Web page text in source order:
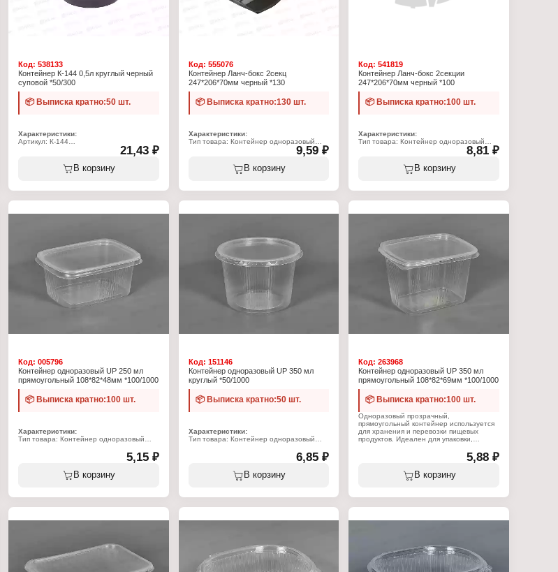
Код:538133
Контейнер К-144 0,5л круглый черный
суповой *50/300
📦 Выписка кратно:50 шт.
Характеристики:
Артикул: К-144
Тип товара: Контейнер одноразовый
Назначение: суповой
Комплектация: с крышкой
21,43 ₽
В корзину
Код: 555076
Контейнер Ланч-бокс 2секц
247*206*70мм черный *130
📦 Выписка кратно:130 шт.
Характеристики:
Тип товара: Контейнер одноразовый
Количество секций: 2 секции
Размер: 247х206х70 мм
9,59 ₽
В корзину
Код:541819
Контейнер Ланч-бокс 2секции
247*206*70мм черный *100
📦 Выписка кратно:100 шт.
Характеристики:
Тип товара: Контейнер одноразовый
Количество секций: 2 секции
Размер: 247х206х70 мм
8,81 ₽
В корзину
Код:005796
Контейнер одноразовый UP 250 мл
прямоугольный 108*82*48мм *100/1000
📦 Выписка кратно:100 шт.
Характеристики:
Тип товара: Контейнер одноразовый
Цвет: прозрачный
Материал: полипропилен
5,15 ₽
В корзину
Код: 151146
Контейнер одноразовый UP 350 мл
круглый *50/1000
📦 Выписка кратно:50 шт.
Характеристики:
Тип товара: Контейнер одноразовый
Цвет: прозрачный
Материал: полипропилен
6,85 ₽
В корзину
Код:263968
Контейнер одноразовый UP 350 мл
прямоугольный 108*82*69мм *100/1000
📦 Выписка кратно:100 шт.
Одноразовый прозрачный,
прямоугольный контейнер используется
для хранения и перевозки пищевых
продуктов. Идеален для упаковки,
также используется для фасовки
замороженных овощей. Используются в
торговле и в быту. Объем контейнера
Тип товара: Контейнер одноразовый
5,88 ₽
В корзину